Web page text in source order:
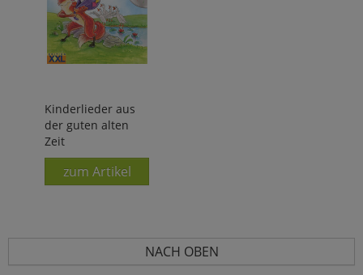
Kinderlieder aus
der guten alten
Zeit
zum Artikel
NACH OBEN